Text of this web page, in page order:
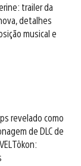
trailer da
detalhes
musical e
revelado como
de DLC de
Tōkon: